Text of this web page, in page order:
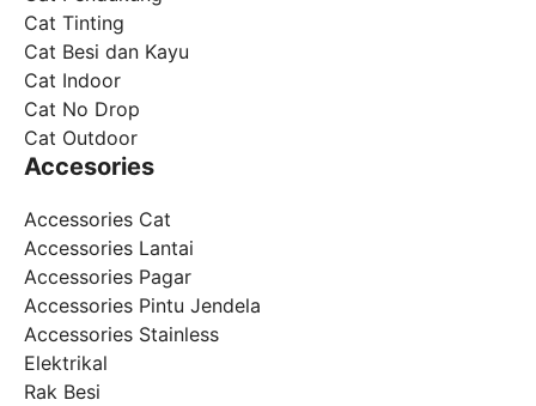
Cat Tinting
Cat Besi dan Kayu
Cat Indoor
Cat No Drop
Cat Outdoor
Accesories
Accessories Cat
Accessories Lantai
Accessories Pagar
Accessories Pintu Jendela
Accessories Stainless
Elektrikal
Rak Besi